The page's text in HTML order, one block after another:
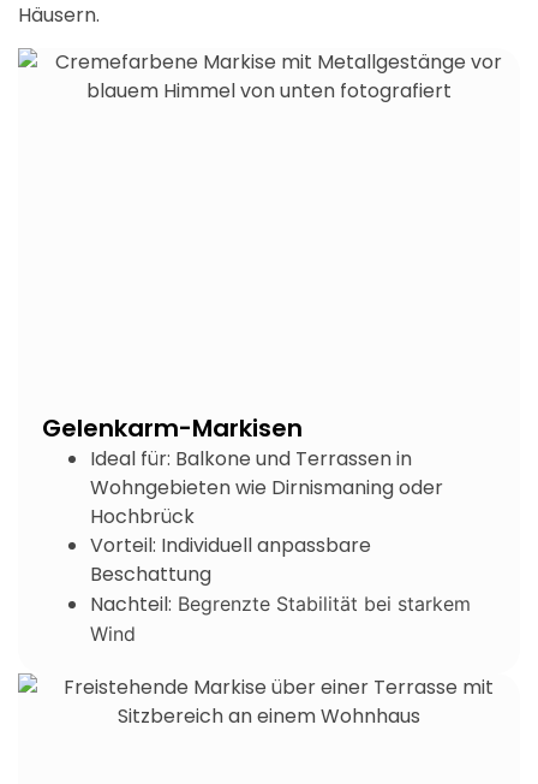
Häusern.
Gelenkarm-Markisen
Ideal für: Balkone und Terrassen in
Wohngebieten wie Dirnismaning oder
Hochbrück
Vorteil: Individuell anpassbare
Beschattung
Nachteil: Begrenzte Stabilität bei starkem
Wind